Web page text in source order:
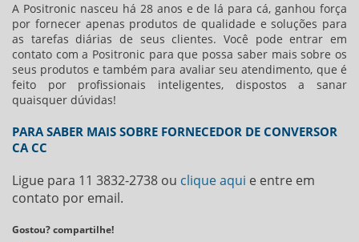
A Positronic nasceu há 28 anos e de lá para cá, ganhou força
por fornecer apenas produtos de qualidade e soluções para
as tarefas diárias de seus clientes. Você pode entrar em
contato com a Positronic para que possa saber mais sobre os
seus produtos e também para avaliar seu atendimento, que é
feito por profissionais inteligentes, dispostos a sanar
quaisquer dúvidas!
PARA SABER MAIS SOBRE FORNECEDOR DE CONVERSOR
CA CC
Ligue para 11 3832-2738 ou clique aqui e entre em
contato por email.
Gostou? compartilhe!